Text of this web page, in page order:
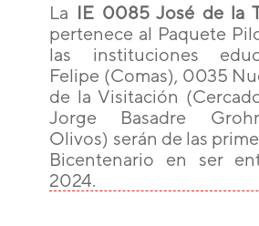
La IE 0085 José de la
pertenece al Paquete
las instituciones
Felipe (Comas), 0035
de la Visitación
Jorge Basadre
Olivos) serán de las
Bicentenario en ser
2024.